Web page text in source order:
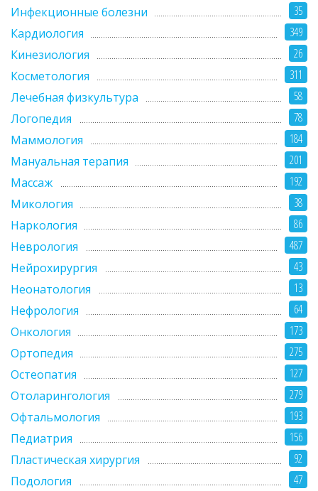
35
Инфекционные болезни
349
Кардиология
26
Кинезиология
311
Косметология
58
Лечебная физкультура
78
Логопедия
184
Маммология
201
Мануальная терапия
192
Массаж
38
Микология
86
Наркология
487
Неврология
43
Нейрохирургия
13
Неонатология
64
Нефрология
173
Онкология
275
Ортопедия
127
Остеопатия
279
Отоларингология
193
Офтальмология
156
Педиатрия
92
Пластическая хирургия
47
Подология